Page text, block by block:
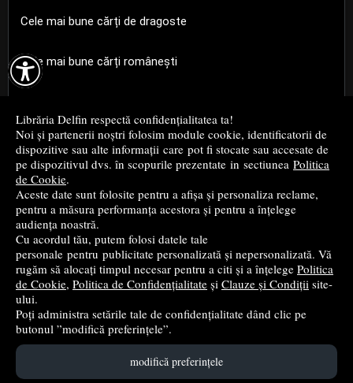

Librăria Delfin respectă confidențialitatea ta!
Noi și partenerii noștri folosim module cookie, identificatorii de
dispozitive sau alte informații care pot fi stocate sau accesate de
pe dispozitivul dvs. în scopurile prezentate in sectiunea Politica
de Cookie.
Aceste date sunt folosite pentru a afișa și personaliza reclame,
pentru a măsura performanța acestora și pentru a înțelege
audiența noastră.
Cu acordul tău, putem folosi datele tale
personale pentru publicitate personalizată și nepersonalizată. Vă
rugăm să alocați timpul necesar pentru a citi și a înțelege Politica
de Cookie, Politica de Confidențialitate și Clauze și Condiții site-
ului.
Poți administra setările tale de confidențialitate dând clic pe
butonul ”modifică preferințele”.
modifică preferințele
Cele mai bune cărți de dragoste
Cele mai bune cărți românești
Cele mai bune cărți de istorie
Top cărți beletristică
...toate știrile
© 2004 - 2026 Grup DZC SRL
Magazin onlinecreat de Vital Soft
Created in 0.0883 sec